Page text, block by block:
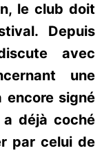
le club doit
Depuis
avec
une
encore signé
a déjà coché
par celui de